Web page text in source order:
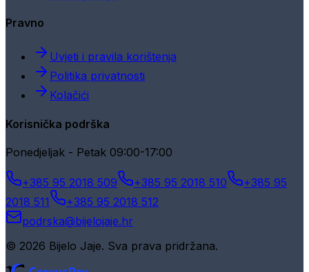
Pravno
Uvjeti i pravila korištenja
Politika privatnosti
Kolačići
Korisnička podrška
Ponedjeljak - Petak 09:00-17:00
+385 95 2018 509 +385 95 2018 510
+385 95
2018 511
+385 95 2018 512
podrska@bijelojaje.hr
© 2026 Bijelo Jaje. Sva prava pridržana.